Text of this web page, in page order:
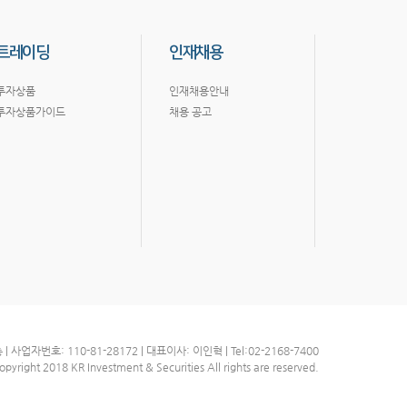
레이딩
자상품
자상품가이드
인재채용
인재채용안내
채용 공고
| 사업자번호: 110-81-28172 | 대표이사: 이인혁 | Tel:02-2168-7400
2018 KR Investment & Securities All rights are reserved.